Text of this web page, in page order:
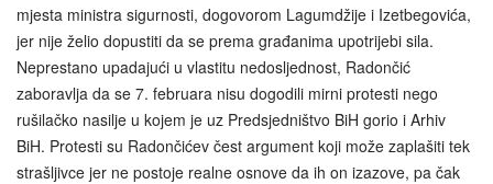
mjesta ministra sigurnosti, dogovorom Lagumdžije i Izetbegovića,
jer nije želio dopustiti da se prema građanima upotrijebi sila.
Neprestano upadajući u vlastitu nedosljednost, Radončić
zaboravlja da se 7. februara nisu dogodili mirni protesti nego
rušilačko nasilje u kojem je uz Predsjedništvo BiH gorio i Arhiv
BiH. Protesti su Radončićev čest argument koji može zaplašiti tek
strašljivce jer ne postoje realne osnove da ih on izazove, pa čak